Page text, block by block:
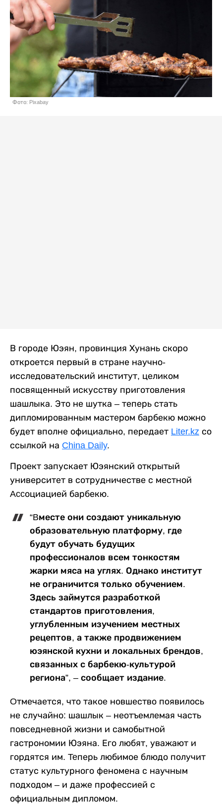
Фото: Pixabay
В городе Юэян, провинция Хунань скоро
откроется первый в стране научно-
исследовательский институт, целиком
посвященный искусству приготовления
шашлыка. Это не шутка – теперь стать
дипломированным мастером барбекю можно
будет вполне официально, передает Liter.kz со
ссылкой на China Daily.
Проект запускает Юэянский открытый
университет в сотрудничестве с местной
Accоциацией барбекю.
“Bместе они создают уникальную
образовательную платформу, где
будут обучать будущих
профессионалов всем тонкостям
жарки мяса на углях. Однако институт
не ограничится только обучением.
Здесь займутся разработкой
стандартов приготовления,
углубленным изучением местных
рецептов, а также продвижением
юэянской кухни и локальных брендов,
связанных с барбекю-культурой
региона”, – сообщает издание.
Oтмечается, что такое новшество появилось
не случайно: шашлык – неотъемлемая часть
повседневной жизни и самобытной
гастрономии Юэяна. Его любят, уважают и
гордятся им. Teперь любимое блюдо получит
статус культурного феномена с научным
подходом – и даже профессией с
официальным дипломом.